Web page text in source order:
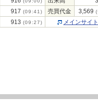
917 (09:41) 売買代金 3,569
913 (09:27) メインサイ